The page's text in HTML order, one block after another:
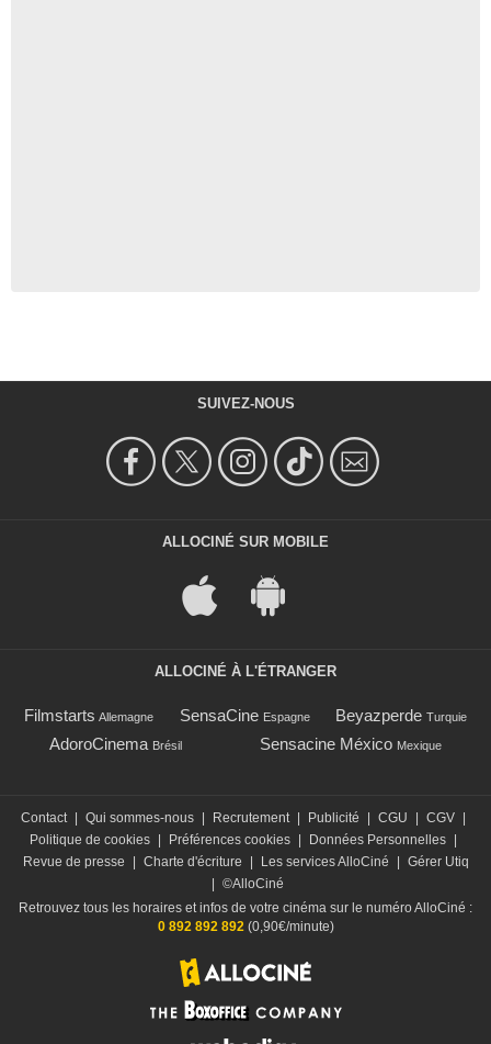
SUIVEZ-NOUS
ALLOCINÉ SUR MOBILE
ALLOCINÉ À L'ÉTRANGER
Filmstarts Allemagne SensaCine Espagne Beyazperde Turquie
AdoroCinema Brésil Sensacine México Mexique
Contact | Qui sommes-nous | Recrutement | Publicité | CGU | CGV |
Politique de cookies | Préférences cookies | Données Personnelles |
Revue de presse
| Charte d'écriture | Les services AlloCiné | Gérer Utiq
| ©AlloCiné
Retrouvez tous les horaires et infos de votre cinéma sur le numéro AlloCiné :
0 892 892 892 (0,90€/minute)